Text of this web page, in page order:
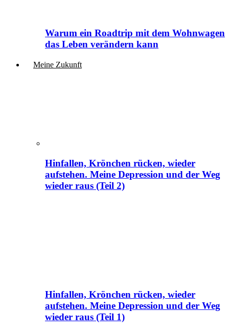
Warum ein Roadtrip mit dem Wohnwagen
das Leben verändern kann
Meine Zukunft
Hinfallen, Krönchen rücken, wieder
aufstehen. Meine Depression und der Weg
wieder raus (Teil 2)
Hinfallen, Krönchen rücken, wieder
aufstehen. Meine Depression und der Weg
wieder raus (Teil 1)